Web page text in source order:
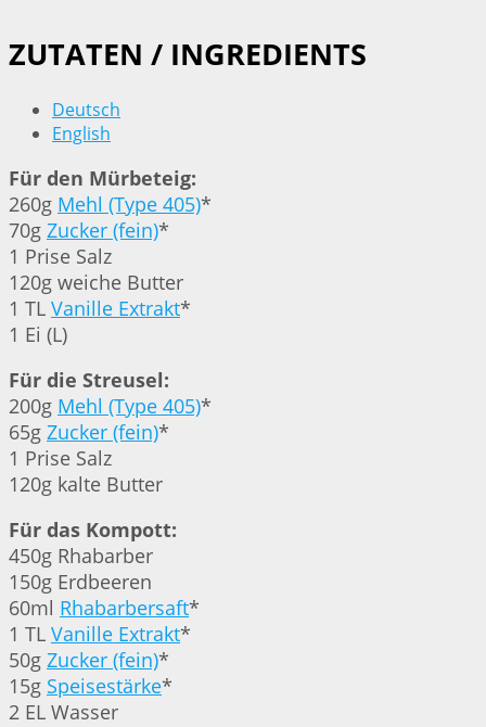
ZUTATEN / INGREDIENTS
Deutsch
English
Für den Mürbeteig:
260g Mehl (Type 405)*
70g Zucker (fein)*
1 Prise Salz
120g weiche Butter
1 TL Vanille Extrakt*
1 Ei (L)
Für die Streusel:
200g Mehl (Type 405)*
65g Zucker (fein)*
1 Prise Salz
120g kalte Butter
Für das Kompott:
450g Rhabarber
150g Erdbeeren
60ml Rhabarbersaft*
1 TL Vanille Extrakt*
50g Zucker (fein)*
15g Speisestärke*
2 EL Wasser